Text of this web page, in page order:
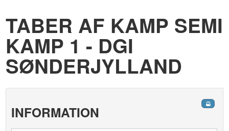
TABER AF KAMP SEMI
KAMP 1 - DGI
SØNDERJYLLAND
INFORMATION